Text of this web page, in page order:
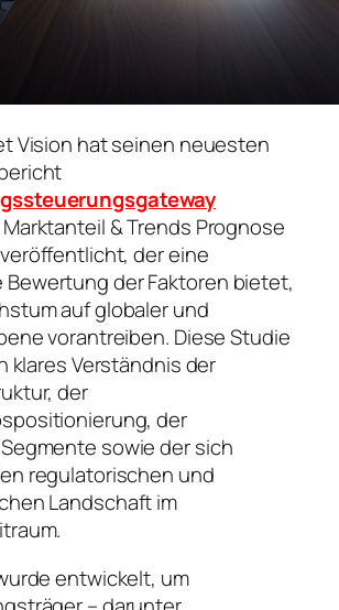
Vision hat seinen neuesten
& Trends Prognose
veröffentlicht, der eine
der Faktoren bietet,
auf globaler und
vorantreiben. Diese Studie
klares Verständnis der
der
der
sowie der sich
regulatorischen und
Landschaft im
entwickelt, um